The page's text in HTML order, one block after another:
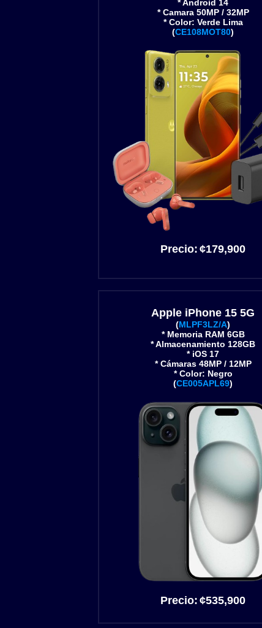
* Android 14
* Camara 50MP / 32MP
* Color: Verde Lima
(CE108MOT80)
Precio: ¢179,900
Apple iPhone 15 5G
(MLPF3LZ/A)
* Memoria RAM 6GB
* Almacenamiento 128GB
* iOS 17
* Cámaras 48MP / 12MP
* Color: Negro
(CE005APL69)
Precio: ¢535,900